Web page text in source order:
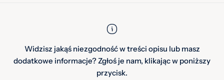
Widzisz jakąś niezgodność w treści opisu lub masz
dodatkowe informacje? Zgłoś je nam, klikając w poniższy
przycisk.